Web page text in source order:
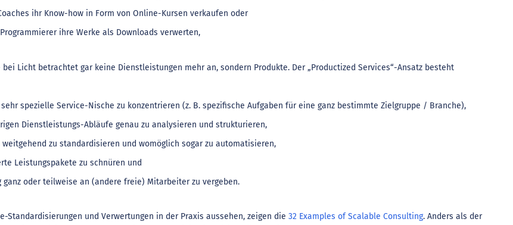
ihr Know-how in Form von Online-Kursen verkaufen oder
ihre Werke als Downloads verwerten,
Licht betrachtet gar keine Dienstleistungen mehr an, sondern Produkte. Der „Productized Services“-Ansatz besteht
spezielle Service-Nische zu konzentrieren (z. B. spezifische Aufgaben für eine ganz bestimmte Zielgruppe / Branche),
Dienstleistungs-Abläufe genau zu analysieren und strukturieren,
zu standardisieren und womöglich sogar zu automatisieren,
Leistungspakete zu schnüren und
oder teilweise an (andere freie) Mitarbeiter zu vergeben.
Standardisierungen und Verwertungen in der Praxis aussehen, zeigen die 32 Examples of Scalable Consulting. Anders als der